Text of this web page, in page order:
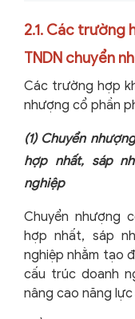
2.1. Các trường
TNDN chuyển
Các trường hợp
nhượng cổ phần
(1) Chuyển
hợp nhất, sáp
nghiệp
Chuyển nhượng
hợp nhất, sáp
nghiệp nhằm tạo
cấu trúc doanh
nâng cao năng